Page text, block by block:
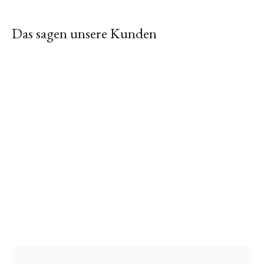
Das sagen unsere Kunden